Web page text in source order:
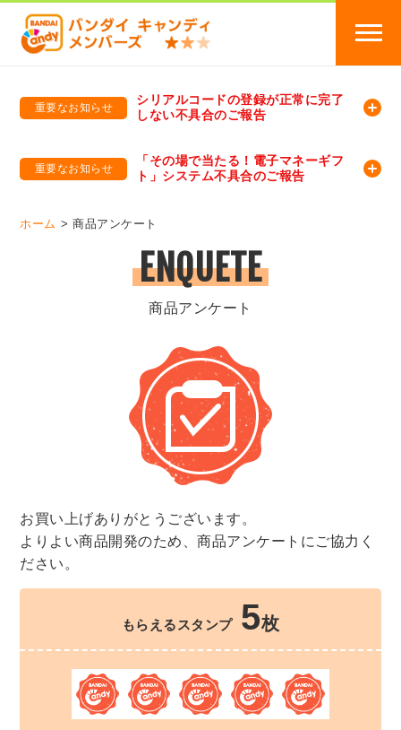
重要なお知らせ
シリアルコードの登録が正常に完了
しない不具合のご報告
重要なお知らせ
「その場で当たる！電子マネーギフ
ト」システム不具合のご報告
ホーム 商品アンケート
ENQUETE
商品アンケート
お買い上げありがとうございます。
よりよい商品開発のため、商品アンケートにご協力く
ださい。
もらえるスタンプ 5枚